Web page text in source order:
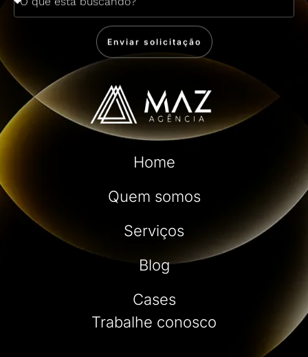
Enviar solicitação
Home
Quem somos
Serviços
Blog
Cases
Trabalhe conosco